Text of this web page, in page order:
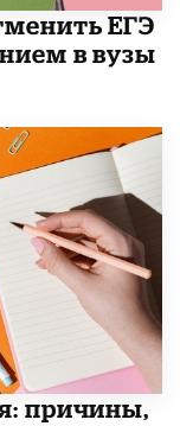
ЕГЭ
в вузы
причины,